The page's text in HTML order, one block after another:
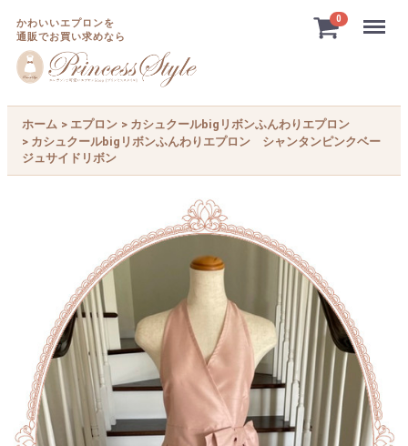
0
かわいいエプロンを
通販でお買い求めなら
Menu
ホーム エプロン
カシュクールbigリボンふんわりエプロン
カシュクールbigリボンふんわりエプロン シャンタンピンクベー
ジュサイドリボン